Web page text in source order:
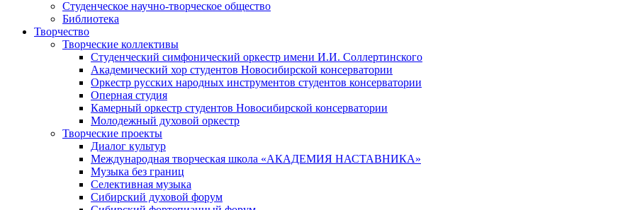
Студенческое научно-творческое общество
Библиотека
Творчество
Творческие коллективы
Студенческий симфонический оркестр имени И.И. Соллертинского
Академический хор студентов Новосибирской консерватории
Оркестр русских народных инструментов студентов консерватории
Оперная студия
Камерный оркестр студентов Новосибирской консерватории
Молодежный духовой оркестр
Творческие проекты
Диалог культур
Международная творческая школа «АКАДЕМИЯ НАСТАВНИКА»
Музыка без границ
Селективная музыка
Сибирский духовой форум